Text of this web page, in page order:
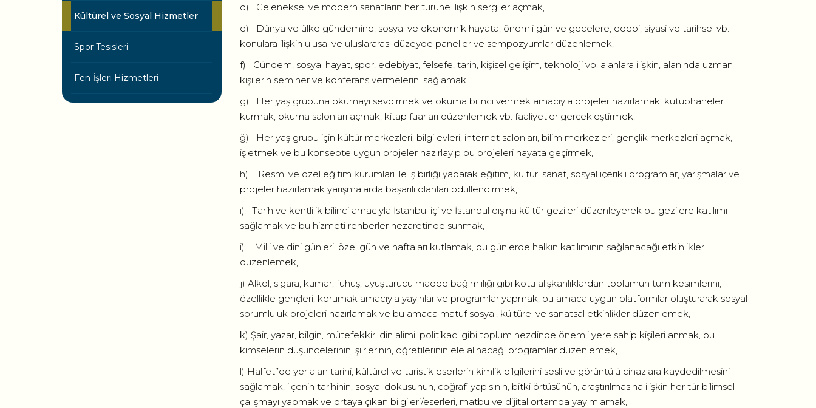
d) Geleneksel ve modern sanatların her türüne ilişkin sergiler açmak,
e) Dünya ve ülke gündemine, sosyal ve ekonomik hayata, önemli gün ve gecelere, edebi, siyasi ve tarihsel vb.
konulara ilişkin ulusal ve uluslararası düzeyde paneller ve sempozyumlar düzenlemek,
f) Gündem, sosyal hayat, spor, edebiyat, felsefe, tarih, kişisel gelişim, teknoloji vb. alanlara ilişkin, alanında uzman
kişilerin seminer ve konferans vermelerini sağlamak,
g) Her yaş grubuna okumayı sevdirmek ve okuma bilinci vermek amacıyla projeler hazırlamak, kütüphaneler
kurmak, okuma salonları açmak, kitap fuarları düzenlemek vb. faaliyetler gerçekleştirmek,
ğ) Her yaş grubu için kültür merkezleri, bilgi evleri, internet salonları, bilim merkezleri, gençlik merkezleri açmak,
işletmek ve bu konsepte uygun projeler hazırlayıp bu projeleri hayata geçirmek,
h) Resmi ve özel eğitim kurumları ile iş birliği yaparak eğitim, kültür, sanat, sosyal içerikli programlar, yarışmalar ve
projeler hazırlamak yarışmalarda başarılı olanları ödüllendirmek,
ı) Tarih ve kentlilik bilinci amacıyla İstanbul içi ve İstanbul dışına kültür gezileri düzenleyerek bu gezilere katılımı
sağlamak ve bu hizmeti rehberler nezaretinde sunmak,
i) Milli ve dini günleri, özel gün ve haftaları kutlamak, bu günlerde halkın katılımının sağlanacağı etkinlikler
düzenlemek,
j) Alkol, sigara, kumar, fuhuş, uyuşturucu madde bağımlılığı gibi kötü alışkanlıklardan toplumun tüm kesimlerini,
özellikle gençleri, korumak amacıyla yayınlar ve programlar yapmak, bu amaca uygun platformlar oluşturarak sosyal
sorumluluk projeleri hazırlamak ve bu amaca matuf sosyal, kültürel ve sanatsal etkinlikler düzenlemek,
k) Şair, yazar, bilgin, mütefekkir, din alimi, politikacı gibi toplum nezdinde önemli yere sahip kişileri anmak, bu
kimselerin düşüncelerinin, şiirlerinin, öğretilerinin ele alınacağı programlar düzenlemek,
l) Halfeti’de yer alan tarihi, kültürel ve turistik eserlerin kimlik bilgilerini sesli ve görüntülü cihazlara kaydedilmesini
sağlamak, ilçenin tarihinin, sosyal dokusunun, coğrafi yapısının, bitki örtüsünün, araştırılmasına ilişkin her tür bilimsel
çalışmayı yapmak ve ortaya çıkan bilgileri/eserleri, matbu ve dijital ortamda yayımlamak,
Kültürel ve Sosyal Hizmetler
Spor Tesisleri
Fen İşleri Hizmetleri